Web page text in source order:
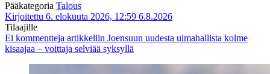
Pääkategoria Talous
Kirjoitettu 6. elokuuta 2026, 12:59 6.8.2026
Tilaajille
Ei kommentteja artikkeliin Joensuun uudesta uimahallista kolme
kisaajaa – voittaja selviää syksyllä